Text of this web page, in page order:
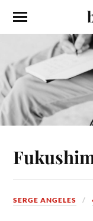
SERGE ANGELES